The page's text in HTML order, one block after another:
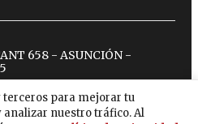
para mejorar tu
nuestro tráfico. Al
658 - ASUNCIÓN -